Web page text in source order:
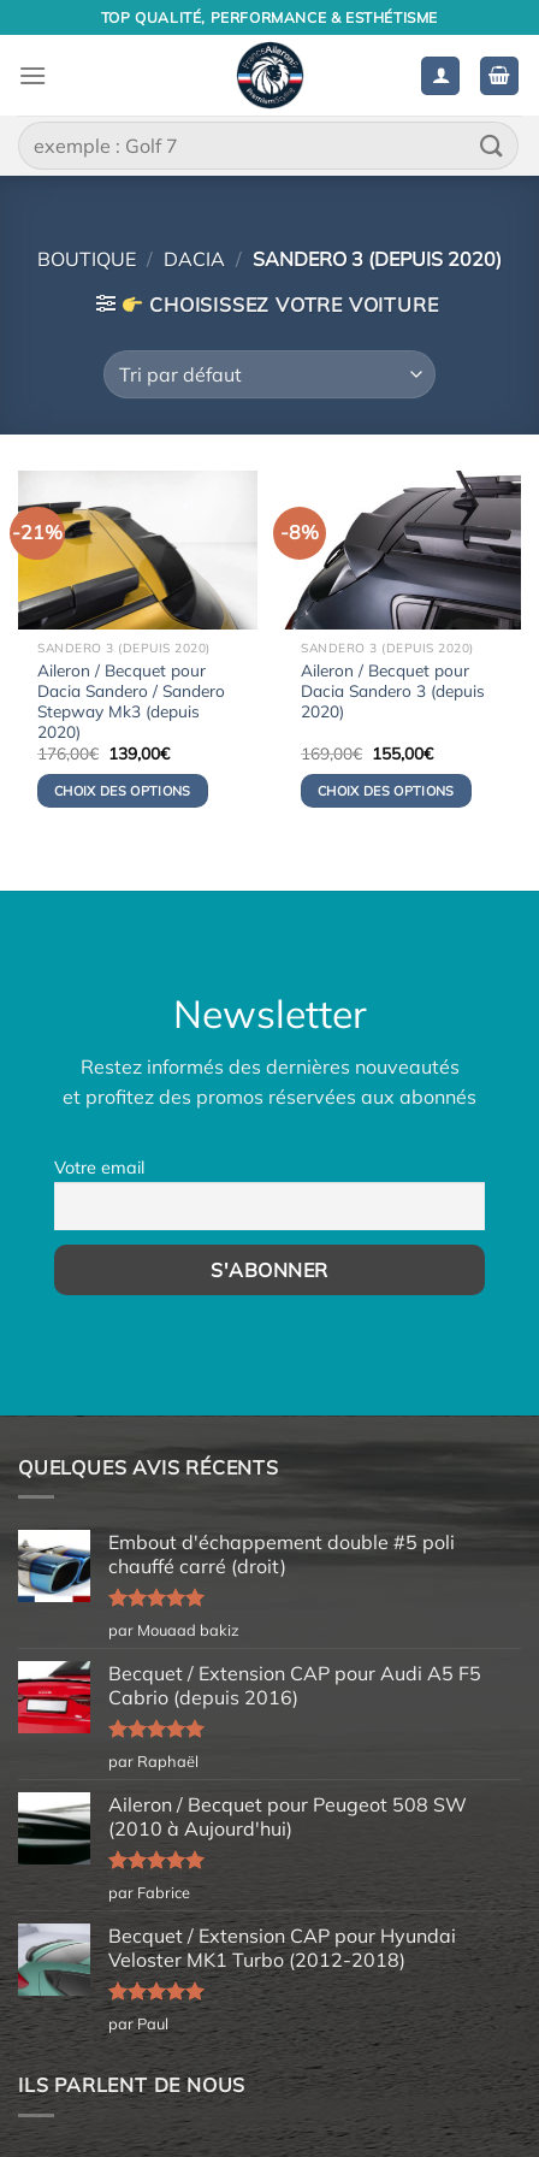
contenu
TOP QUALITÉ, PERFORMANCE & ESTHÉTISME
Recherche
pour :
BOUTIQUE / DACIA / SANDERO 3 (DEPUIS 2020)
CHOISISSEZ VOTRE VOITURE
-21%
SANDERO 3 (DEPUIS 2020)
Aileron / Becquet pour
Dacia Sandero / Sandero
Stepway Mk3 (depuis
2020)
176,00€ Le
initial
était :
176,00€.
139,00€Le
actuel
est :
139,00€.
CHOIX DES OPTIONS
-8%
SANDERO 3 (DEPUIS 2020)
Aileron / Becquet pour
Dacia Sandero 3 (depuis
2020)
169,00€ Le
prix
initial
était :
169,00€.
155,00€Le
actuel
est :
155,00€.
CHOIX DES OPTIONS
Newsletter
Restez informés des dernières nouveautés
et profitez des promos réservées aux abonnés
Votre email
QUELQUES AVIS RÉCENTS
Embout d'échappement double #5 poli
chauffé carré (droit)
Note5sur
5
par Mouaad bakiz
Becquet / Extension CAP pour Audi A5 F5
Cabrio (depuis 2016)
Note5sur
5
par Raphaël
Aileron / Becquet pour Peugeot 508 SW
(2010 à Aujourd'hui)
Note5sur
5
par Fabrice
Becquet / Extension CAP pour Hyundai
Veloster MK1 Turbo (2012-2018)
Note5sur
5
par Paul
ILS PARLENT DE NOUS